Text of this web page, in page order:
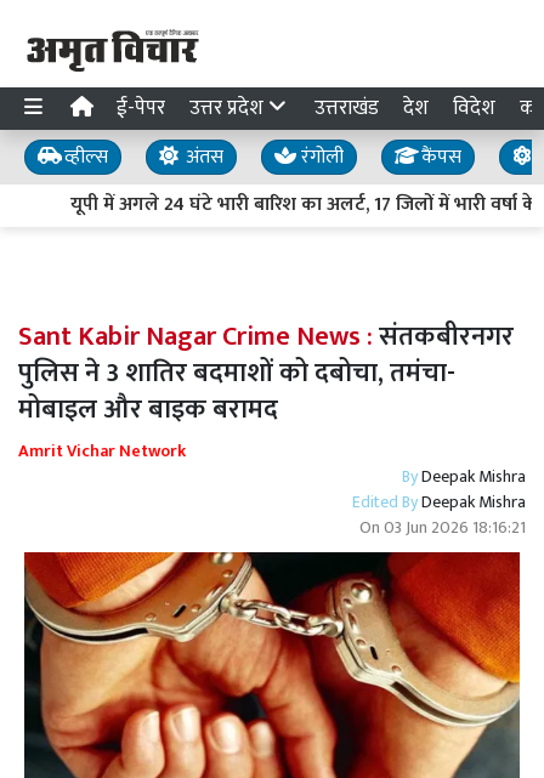
ई-पेपर उत्तर प्रदेश उत्तराखंड देश विदेश
व्हील्स अंतस रंगोली कैंपस
यूपी में अगले 24 घंटे भारी बारिश का अलर्ट, 17 जिलों में भारी वर्षा
Sant Kabir Nagar Crime News :संतकबीरनगर
पुलिस ने 3 शातिर बदमाशों को दबोचा, तमंचा-
मोबाइल और बाइक बरामद
Amrit Vichar Network
ByDeepak Mishra
Edited ByDeepak Mishra
On03 Jun 2026 18:16:21